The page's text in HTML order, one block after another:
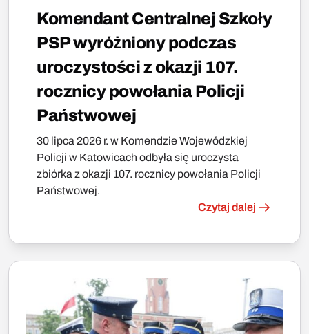
Komendant Centralnej Szkoły
PSP wyróżniony podczas
uroczystości z okazji 107.
rocznicy powołania Policji
Państwowej
30 lipca 2026 r. w Komendzie Wojewódzkiej
Policji w Katowicach odbyła się uroczysta
zbiórka z okazji 107. rocznicy powołania Policji
Państwowej.
Czytaj dalej